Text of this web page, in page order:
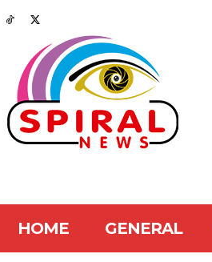
HOME GENERAL